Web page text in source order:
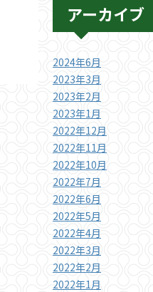
アーカイブ
2024年6月
2023年3月
2023年2月
2023年1月
2022年12月
2022年11月
2022年10月
2022年7月
2022年6月
2022年5月
2022年4月
2022年3月
2022年2月
2022年1月